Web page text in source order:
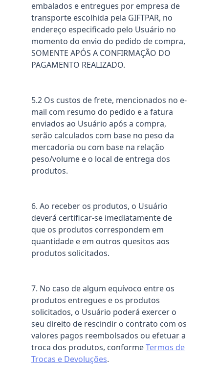
embalados e entregues por empresa de
transporte escolhida pela GIFTPAR, no
endereço especificado pelo Usuário no
momento do envio do pedido de compra,
SOMENTE APÓS A CONFIRMAÇÃO DO
PAGAMENTO REALIZADO.
5.2 Os custos de frete, mencionados no e-
mail com resumo do pedido e a fatura
enviados ao Usuário após a compra,
serão calculados com base no peso da
mercadoria ou com base na relação
peso/volume e o local de entrega dos
produtos.
6. Ao receber os produtos, o Usuário
deverá certificar-se imediatamente de
que os produtos correspondem em
quantidade e em outros quesitos aos
produtos solicitados.
7. No caso de algum equívoco entre os
produtos entregues e os produtos
solicitados, o Usuário poderá exercer o
seu direito de rescindir o contrato com os
valores pagos reembolsados ou efetuar a
troca dos produtos, conformeTermos de
Trocas e Devoluções.